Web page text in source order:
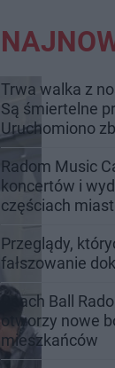
Trwa walka z
Są śmiertelne
Uruchomiono
Radom Music
koncertów i
częściach
Przeglądy,
fałszowanie
Beach Ball
otworzy nowe
mieszkańców